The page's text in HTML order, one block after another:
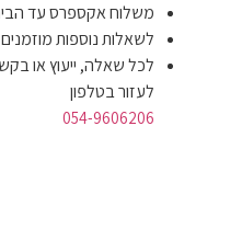
משלוח אקספרס עד הבית תוך 4 ימי עסקים
לשאלות נוספות
לכל שאלה, ייעוץ או
לעזור בטלפון
054-9606206